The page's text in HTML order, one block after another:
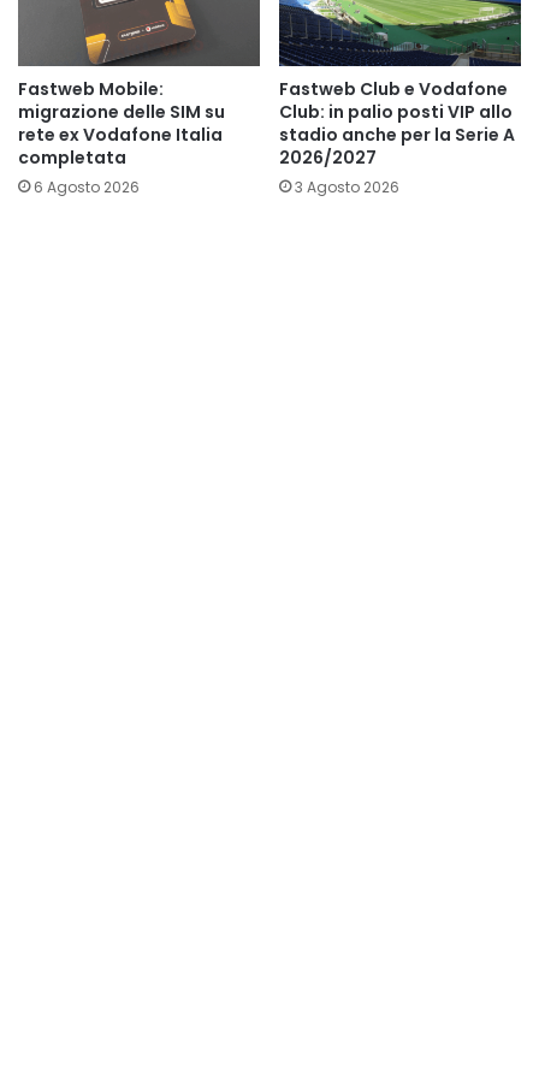
Fastweb Mobile:
migrazione delle SIM su
rete ex Vodafone Italia
completata
6 Agosto 2026
Fastweb Club e Vodafone
Club: in palio posti VIP allo
stadio anche per la Serie A
2026/2027
3 Agosto 2026